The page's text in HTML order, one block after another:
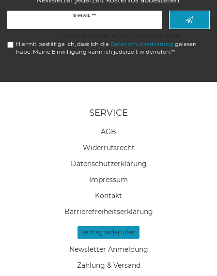
E-MAIL **
Hiermit bestätige ich, dass ich die Daten­schutz­erklärung gelesen
habe. Meine Einwilligung kann ich jederzeit widerrufen.**
SERVICE
AGB
Widerrufs­recht
Daten­schutz­erklärung
Impressum
Kontakt
Barrierefreiheitserklärung
Vertrag widerrufen
Newsletter Anmeldung
Zahlung & Versand